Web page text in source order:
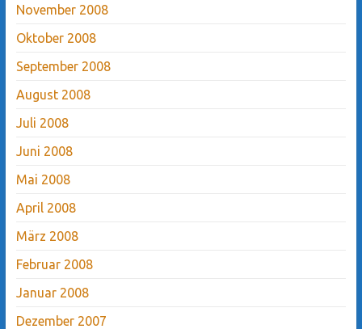
November 2008
Oktober 2008
September 2008
August 2008
Juli 2008
Juni 2008
Mai 2008
April 2008
März 2008
Februar 2008
Januar 2008
Dezember 2007